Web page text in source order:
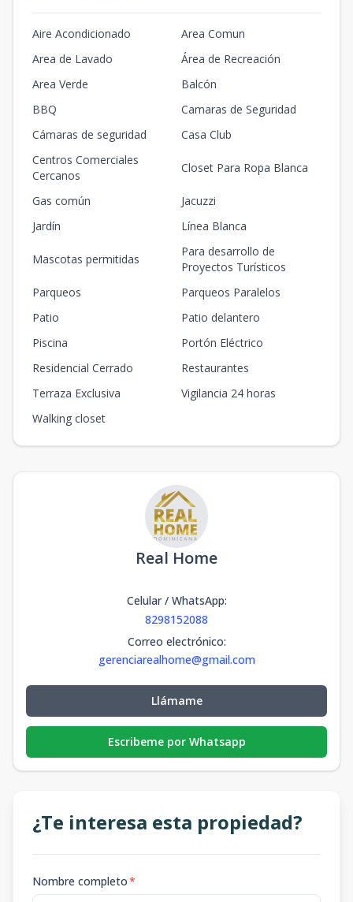
Aire Acondicionado
Area Comun
Area de Lavado
Área de Recreación
Area Verde
Balcón
BBQ
Camaras de Seguridad
Cámaras de seguridad
Casa Club
Centros Comerciales
Cercanos
Closet Para Ropa Blanca
Gas común
Jacuzzi
Jardín
Línea Blanca
Mascotas permitidas
Para desarrollo de
Proyectos Turísticos
Parqueos
Parqueos Paralelos
Patio
Patio delantero
Piscina
Portón Eléctrico
Residencial Cerrado
Restaurantes
Terraza Exclusiva
Vigilancia 24 horas
Walking closet
Real Home
Celular / WhatsApp:
8298152088
Correo electrónico:
gerenciarealhome@gmail.com
Llámame
Escribeme por Whatsapp
¿Te interesa esta propiedad?
Nombre completo*